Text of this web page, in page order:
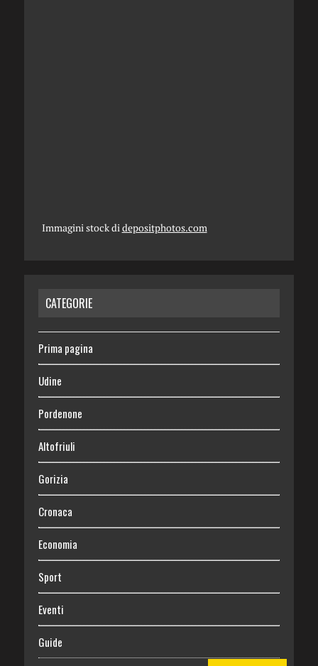
Immagini stock didepositphotos.com
CATEGORIE
Prima pagina
Udine
Pordenone
Altofriuli
Gorizia
Cronaca
Economia
Sport
Eventi
Guide